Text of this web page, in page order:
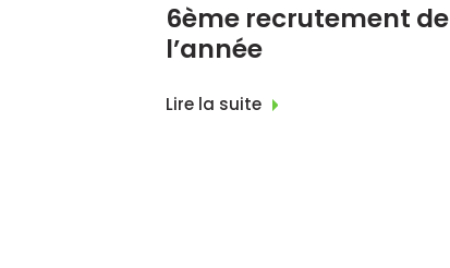
6ème recrutement de
l’année
Lire la suite